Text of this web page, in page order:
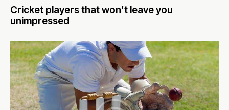
Cricket players that won’t leave you
unimpressed